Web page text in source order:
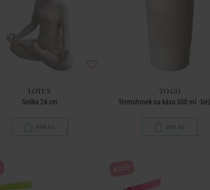
LOTUS
Soška 24 cm
499 Kč
TO GO
Termohrnek na kávu 500 ml -
399 Kč